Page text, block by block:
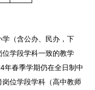
（含公办、民办，下
学段学科一致的教学
年春季学期仍在全日制中
位学段学科（高中教师